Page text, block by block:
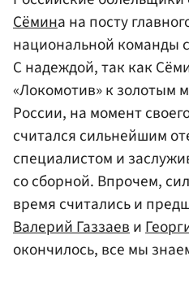
Сёмина на посту
национальной команды
С надеждой, так как
«Локомотив» к золотым
России, на момент
считался сильнейшим
специалистом и
со сборной. Впрочем,
время считались и
Валерий Газзаев и
окончилось, все мы